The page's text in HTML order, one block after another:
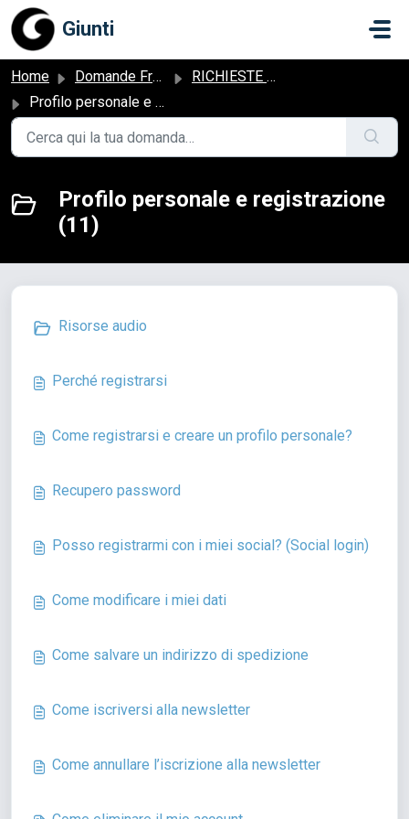
Salta al contenuto principale
Giunti
Home Domande Frequenti (FAQ)
RICHIESTE NON RELATIVE AD UN ORDINE
Profilo personale e registrazione
Profilo personale e registrazione
(11)
Risorse audio
Perché registrarsi
Come registrarsi e creare un profilo personale?
Recupero password
Posso registrarmi con i miei social? (Social login)
Come modificare i miei dati
Come salvare un indirizzo di spedizione
Come iscriversi alla newsletter
Come annullare l’iscrizione alla newsletter